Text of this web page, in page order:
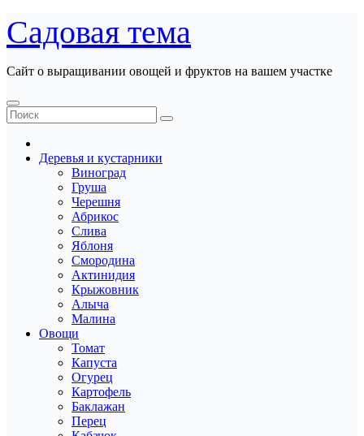
Перейти
к
содержанию
Садовая тема
Сайт о выращивании овощей и фруктов на вашем участке
Деревья и кустарники
Виноград
Груша
Черешня
Абрикос
Слива
Яблоня
Смородина
Актинидия
Крыжовник
Алыча
Малина
Овощи
Томат
Капуста
Огурец
Картофель
Баклажан
Перец